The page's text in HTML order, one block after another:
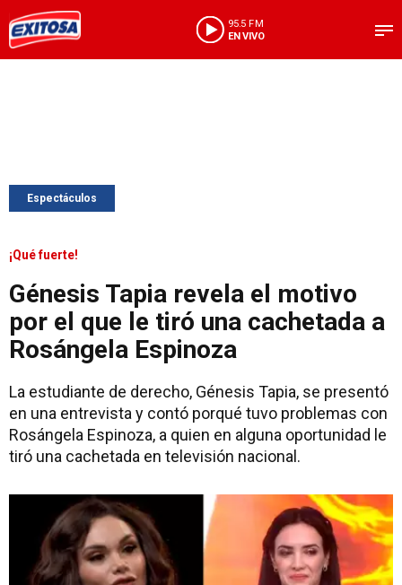
95.5 FM
EN VIVO
Espectáculos
¡Qué fuerte!
Génesis Tapia revela el motivo
por el que le tiró una cachetada a
Rosángela Espinoza
La estudiante de derecho, Génesis Tapia, se presentó
en una entrevista y contó porqué tuvo problemas con
Rosángela Espinoza, a quien en alguna oportunidad le
tiró una cachetada en televisión nacional.